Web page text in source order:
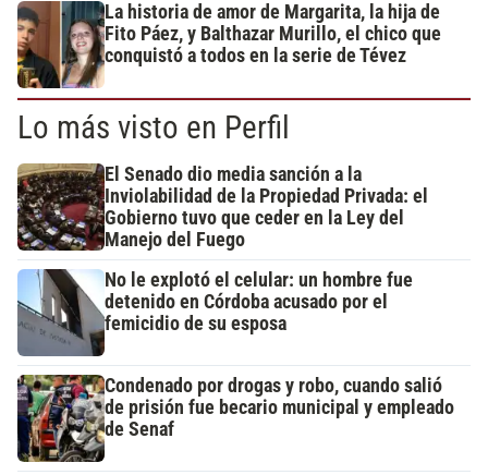
La historia de amor de Margarita, la hija de
Fito Páez, y Balthazar Murillo, el chico que
conquistó a todos en la serie de Tévez
Lo más visto en Perfil
El Senado dio media sanción a la
Inviolabilidad de la Propiedad Privada: el
Gobierno tuvo que ceder en la Ley del
Manejo del Fuego
No le explotó el celular: un hombre fue
detenido en Córdoba acusado por el
femicidio de su esposa
Condenado por drogas y robo, cuando salió
de prisión fue becario municipal y empleado
de Senaf